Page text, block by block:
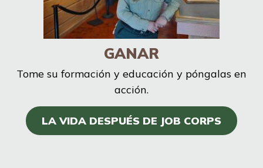
GANAR
Tome su formación y educación y póngalas en
acción.
LA VIDA DESPUÉS DE JOB CORPS